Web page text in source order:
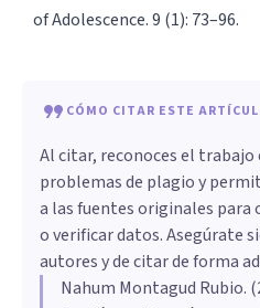
of Adolescence. 9 (1): 73–96.
CÓMO CITAR ESTE
Al citar, reconoces el
problemas de plagio y
a las fuentes originales
o verificar datos. Asegúrate
autores y de citar de forma
Nahum Montagud Rubio. (